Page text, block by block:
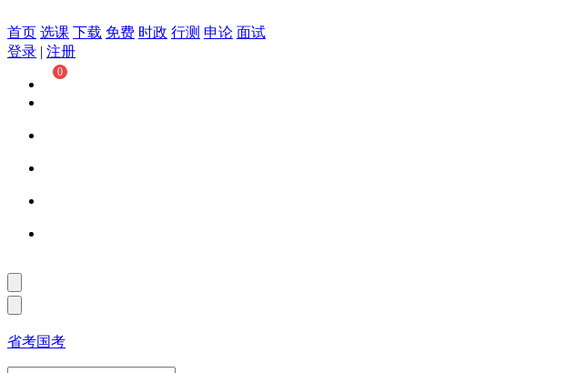
首页 选课 下载 免费 时政 行测 申论 面试
登录 | 注册
0
省考国考